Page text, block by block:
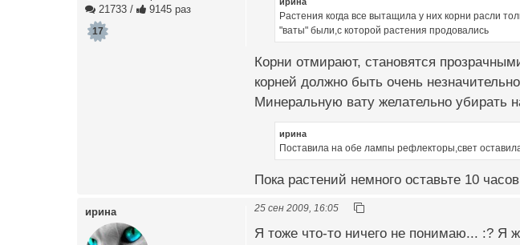
21733 / 9145 раз
17
Растения когда все вытащила у них корни расли
"ваты" были,с которой растения продовались
Корни отмирают, становятся
корней должно быть очень
Минеральную вату желательно убирать
ирина
Поставила на обе лампы рефлекторы,свет
Пока растений немного оставьте 10
ирина 25 сен 2009, 16:05
Я тоже что-то ничего не понимаю... :? Я